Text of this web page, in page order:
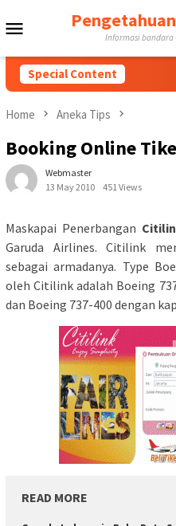
to
Mobile Informasi bandara
Special Content
Home Aneka Tips
Booking Online
Webmaster
13 May 2010
451 Views
Maskapai Penerbangan
Garuda Airlines. Citilink
sebagai armadanya. Type
oleh Citilink adalah Boeing
dan Boeing 737-400 dengan
READ MORE